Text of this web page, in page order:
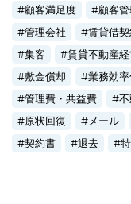
顧客満足度
顧客
管理会社
賃貸借契
集客
賃貸不動産
敷金償却
業務効
管理費・共益費
原状回復
メール
契約書
退去